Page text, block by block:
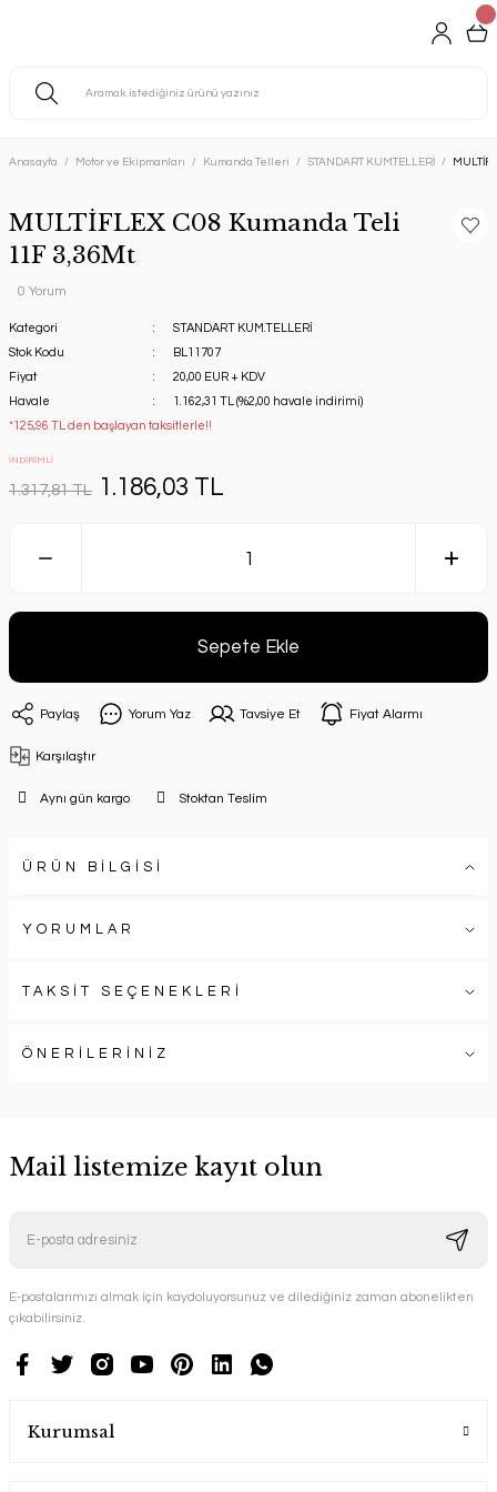
Anasayfa Motor ve Ekipmanları Kumanda Telleri STANDART KUM.TELLERİ
MULTİFLEX C08 Kumanda Teli
11F 3,36Mt
0 Yorum
Kategori
STANDART KUM.TELLERİ
Stok Kodu
BL11707
Fiyat
20,00 EUR + KDV
Havale
1.162,31 TL (%2,00 havale indirimi)
*125,96 TL den başlayan taksitlerle!!
İNDİRİMLİ
1.317,81 TL 1.186,03 TL
Sepete Ekle
Paylaş Yorum Yaz Tavsiye Et Fiyat Alarmı
Karşılaştır
Aynı gün kargo Stoktan Teslim
ÜRÜN BİLGİSİ
YORUMLAR
TAKSİT SEÇENEKLERİ
ÖNERİLERİNİZ
Mail listemize kayıt olun
E-postalarımızı almak için kaydoluyorsunuz ve dilediğiniz zaman abonelikten
çıkabilirsiniz.
Kurumsal